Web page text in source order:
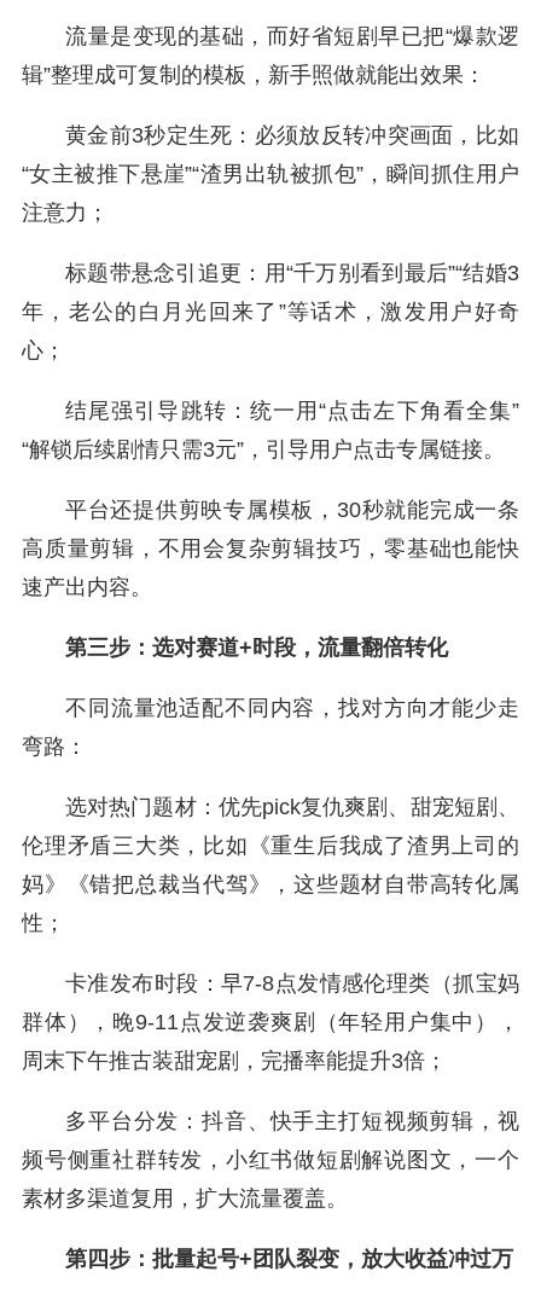
流量是变现的基础，而好省短剧早已把“爆款逻
辑”整理成可复制的模板，新手照做就能出效果：
黄金前3秒定生死：必须放反转冲突画面，比如
“女主被推下悬崖”“渣男出轨被抓包”，瞬间抓住用户
注意力；
标题带悬念引追更：用“千万别看到最后”“结婚3
年，老公的白月光回来了”等话术，激发用户好奇
心；
结尾强引导跳转：统一用“点击左下角看全集”
“解锁后续剧情只需3元”，引导用户点击专属链接。
平台还提供剪映专属模板，30秒就能完成一条
高质量剪辑，不用会复杂剪辑技巧，零基础也能快
速产出内容。
第三步：选对赛道+时段，流量翻倍转化
不同流量池适配不同内容，找对方向才能少走
弯路：
选对热门题材：优先pick复仇爽剧、甜宠短剧、
伦理矛盾三大类，比如《重生后我成了渣男上司的
妈》《错把总裁当代驾》，这些题材自带高转化属
性；
卡准发布时段：早7-8点发情感伦理类（抓宝妈
群体），晚9-11点发逆袭爽剧（年轻用户集中），
周末下午推古装甜宠剧，完播率能提升3倍；
多平台分发：抖音、快手主打短视频剪辑，视
频号侧重社群转发，小红书做短剧解说图文，一个
素材多渠道复用，扩大流量覆盖。
第四步：批量起号+团队裂变，放大收益冲过万